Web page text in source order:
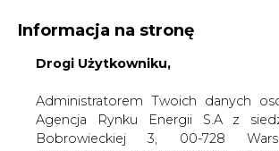
KONTAKT:
WYDAWCA PORTALU:
WYSOKI KONTRAST WIELKOŚĆ TEKSTU
Informacja na stronę
Drogi Użytkowniku,
Administratorem Twoich danych
Agencja Rynku Energii S.A z
Bobrowieckiej 3, 00-728